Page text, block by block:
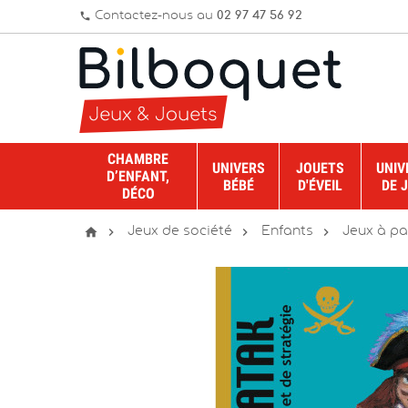
phone Contactez-nous au 02 97 47 56 92
CHAMBRE
D’ENFANT,
DÉCO
UNIVERS
BÉBÉ
JOUETS
D'ÉVEIL
DE
  Jeux de société  Enfants  Jeux à